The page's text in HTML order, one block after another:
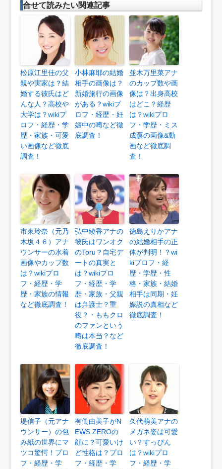
合せて読みたい関連記事
松原江里佳の父
親や実家は？結
婚する彼氏はど
んな人？高校や
大学は？wikiプ
ロフ・経歴・学
歴・家族・可愛
い画像など徹底
調査！
小林麻耶の結婚
相手の画像は？
新婚旅行の画像
がある？wikiプ
ロフ・経歴・妊
娠中の噂など徹
底調査！
並木万里菜アナ
のカップ数や画
像は？出身高校
はどこ？経歴
は？wikiプロ
フ・学歴・ミス
成蹊の画像&動
画など徹底調
査！
市來玲奈（元乃
木坂４６）アナ
ウンサーの水着
画像やカップ数
は？wikiプロ
フ・経歴・学
歴・家族の情報
など徹底調査！
弘中綾香アナの
彼氏はワンオク
のToru？自宅デ
ートの真実と
は？wikiプロ
フ・経歴・学
歴・家族・父親
は弁護士？重
役？・ももクロ
のファンという
噂は本当？など
徹底調査！
徳島えりかアナ
の結婚相手の正
体が判明！？wi
kiプロフ・経
歴・学歴・性
格・家族・結婚
相手は同期・妊
娠説の真相など
徹底調査！
堤信子（元アナ
ウンサー）の包
み紙の世界にマ
ツコ驚愕！プロ
フ・経歴・学
有働由美子がN
EWS ZEROの
顔に？可愛いけ
ど性格は？プロ
フ・経歴・学
久代萌美アナの
メガネ姿は可愛
い？すっぴん
は？wikiプロ
フ・経歴・学